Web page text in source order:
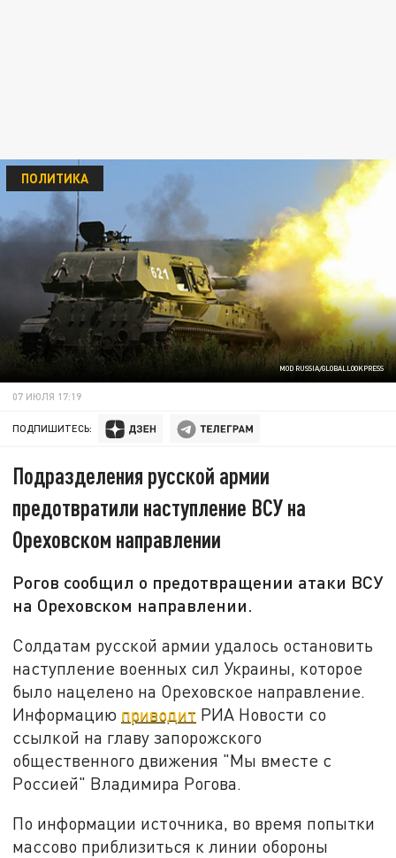
MOD RUSSIA/GLOBALLOOKPRESS
ПОЛИТИКА
07 ИЮЛЯ 17:19
ПОДПИШИТЕСЬ:
Подразделения русской армии
предотвратили наступление ВСУ на
Ореховском направлении
Рогов сообщил о предотвращении атаки ВСУ
на Ореховском направлении.
Солдатам русской армии удалось остановить
наступление военных сил Украины, которое
было нацелено на Ореховское направление.
Информацию приводит РИА Новости со
ссылкой на главу запорожского
общественного движения "Мы вместе с
Россией" Владимира Рогова.
По информации источника, во время попытки
массово приблизиться к линии обороны